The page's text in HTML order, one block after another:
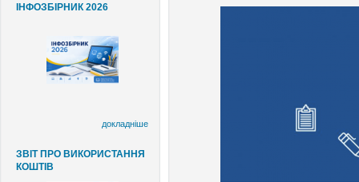
ІНФОЗБІРНИК 2026
докладніше
ЗВІТ ПРО ВИКОРИСТАННЯ
КОШТІВ